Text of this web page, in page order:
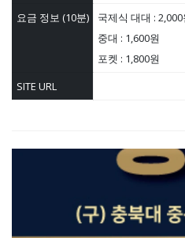
요금 정보 (10분)
국제식 대대 : 2,000
중대 : 1,600원
포켓 : 1,800원
SITE URL